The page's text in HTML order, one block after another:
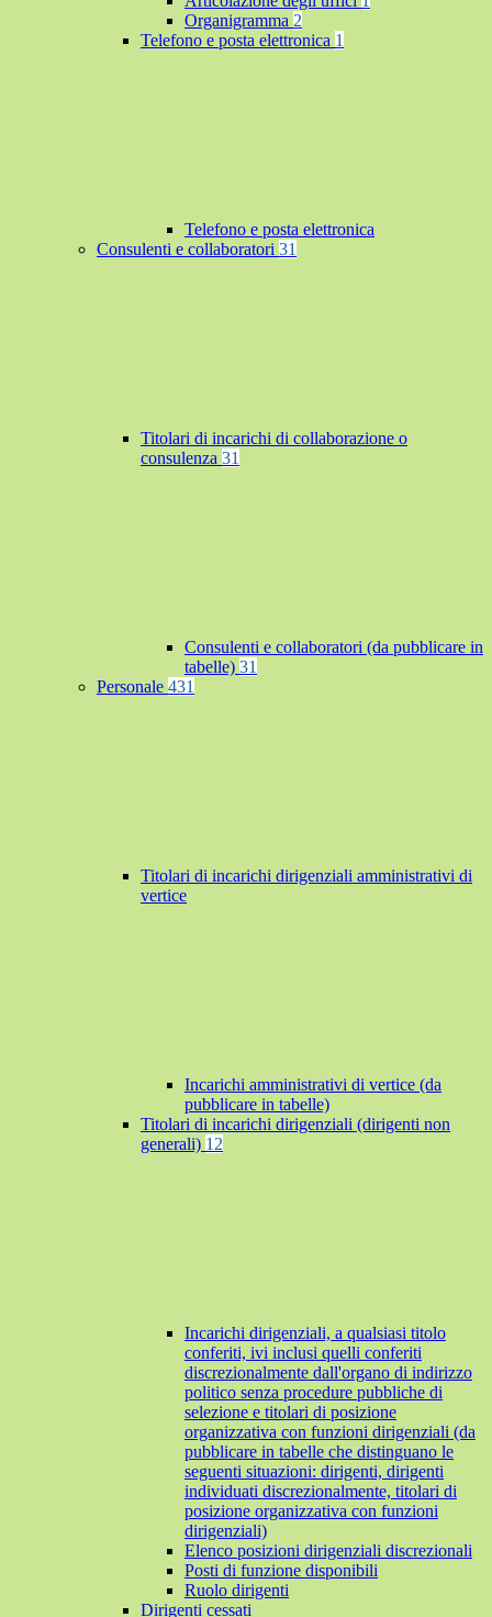
Organigramma 2
Telefono e posta elettronica 1
Telefono e posta elettronica
Consulenti e collaboratori 31
Titolari di incarichi di collaborazione o
consulenza 31
Consulenti e collaboratori (da pubblicare in
tabelle) 31
Personale 431
Titolari di incarichi dirigenziali amministrativi di
vertice
Incarichi amministrativi di vertice (da
pubblicare in tabelle)
Titolari di incarichi dirigenziali (dirigenti non
generali) 12
Incarichi dirigenziali, a qualsiasi titolo
conferiti, ivi inclusi quelli conferiti
discrezionalmente dall'organo di indirizzo
politico senza procedure pubbliche di
selezione e titolari di posizione
organizzativa con funzioni dirigenziali (da
pubblicare in tabelle che distinguano le
seguenti situazioni: dirigenti, dirigenti
individuati discrezionalmente, titolari di
posizione organizzativa con funzioni
dirigenziali)
Elenco posizioni dirigenziali discrezionali
Posti di funzione disponibili
Ruolo dirigenti
Dirigenti cessati